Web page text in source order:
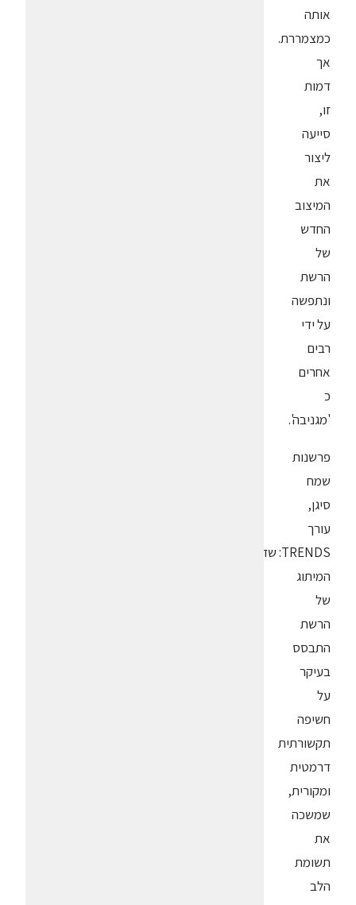
אותה
כמצמררת.
אך
דמות
זו,
סייעה
ליצור
את
המיצוב
החדש
של
הרשת
ונתפשה
על ידי
רבים
אחרים
כ
'מגניבה'.
פרשנות
שמח
סיגן,
עורך
TRENDS: שדרוג
המיתוג
של
הרשת
התבסס
בעיקר
על
חשיפה
תקשורתית
דרמטית
ומקורית,
שמשכה
את
תשומת
הלב